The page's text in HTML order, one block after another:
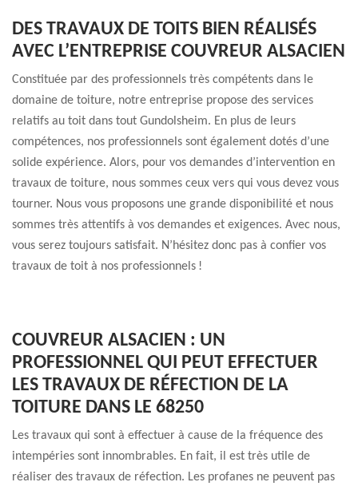
DES TRAVAUX DE TOITS BIEN RÉALISÉS
AVEC L’ENTREPRISE COUVREUR ALSACIEN
Constituée par des professionnels très compétents dans le
domaine de toiture, notre entreprise propose des services
relatifs au toit dans tout Gundolsheim. En plus de leurs
compétences, nos professionnels sont également dotés d’une
solide expérience. Alors, pour vos demandes d’intervention en
travaux de toiture, nous sommes ceux vers qui vous devez vous
tourner. Nous vous proposons une grande disponibilité et nous
sommes très attentifs à vos demandes et exigences. Avec nous,
vous serez toujours satisfait. N’hésitez donc pas à confier vos
travaux de toit à nos professionnels !
COUVREUR ALSACIEN : UN
PROFESSIONNEL QUI PEUT EFFECTUER
LES TRAVAUX DE RÉFECTION DE LA
TOITURE DANS LE 68250
Les travaux qui sont à effectuer à cause de la fréquence des
intempéries sont innombrables. En fait, il est très utile de
réaliser des travaux de réfection. Les profanes ne peuvent pas